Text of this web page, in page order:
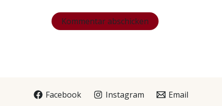
Facebook Instagram Email